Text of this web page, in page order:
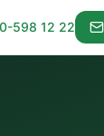
598 12 22